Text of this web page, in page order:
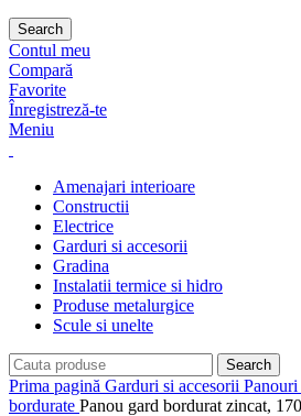
Search
Contul meu
Compară
Favorite
Înregistreză-te
Meniu
Amenajari interioare
Constructii
Electrice
Garduri si accesorii
Gradina
Instalatii termice si hidro
Produse metalurgice
Scule si unelte
Search
Prima pagină Garduri si accesorii Panouri
bordurate Panou gard bordurat zincat,